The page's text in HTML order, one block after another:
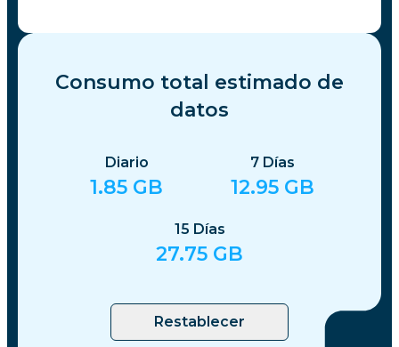
Consumo total estimado de
datos
Diario
1.85 GB
7 Días
12.95 GB
15 Días
27.75 GB
Restablecer